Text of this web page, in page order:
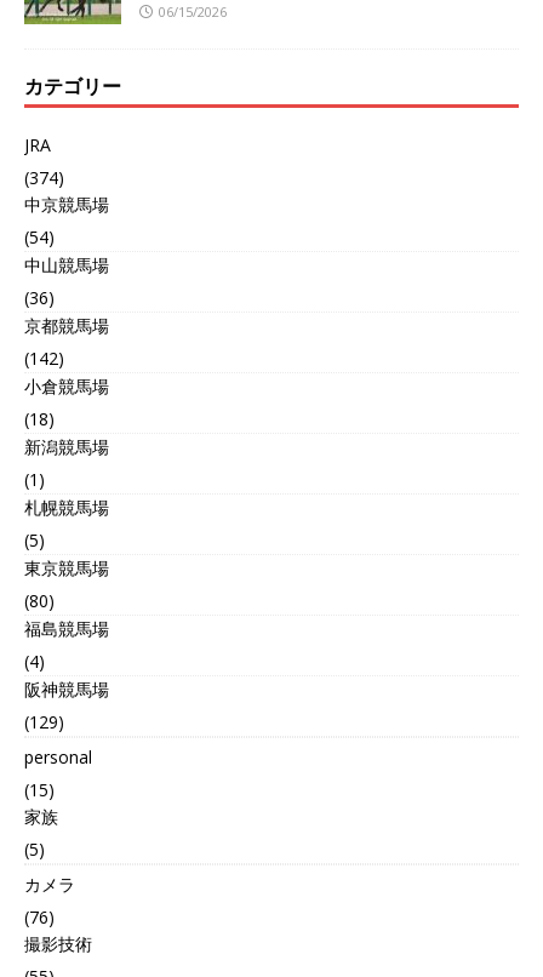
06/15/2026
カテゴリー
JRA
(374)
中京競馬場
(54)
中山競馬場
(36)
京都競馬場
(142)
小倉競馬場
(18)
新潟競馬場
(1)
札幌競馬場
(5)
東京競馬場
(80)
福島競馬場
(4)
阪神競馬場
(129)
personal
(15)
家族
(5)
カメラ
(76)
撮影技術